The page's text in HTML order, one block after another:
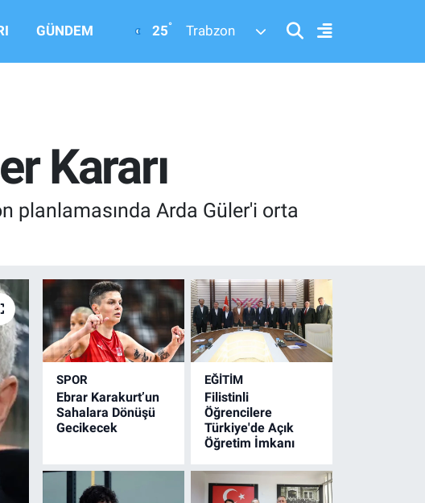
GÜNDEM 25° Trabzon
Kararı
planlamasında Arda Güler'i orta
SPOR
Ebrar Karakurt’un
Sahalara Dönüşü
Gecikecek
EĞİTİM
Filistinli
Öğrencilere
Türkiye'de Açık
Öğretim İmkanı